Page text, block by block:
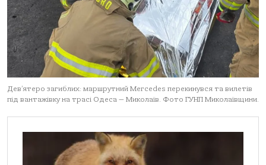
Дев’ятеро загиблих: маршрутний Mercedes перекинувся та вилетів
під вантажівку на трасі Одеса — Миколаїв. Фото ГУНП Миколаївщини.